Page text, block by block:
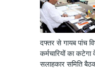
दफ्तर से गायब पांच
कर्मचारियों का
सलाहकार समिति